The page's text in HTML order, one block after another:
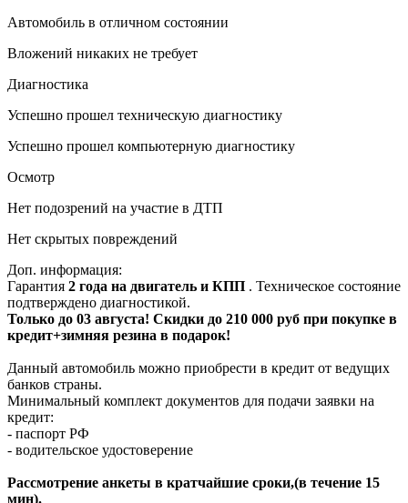
Автомобиль в отличном состоянии
Вложений никаких не требует
Диагностика
Успешно прошел техническую диагностику
Успешно прошел компьютерную диагностику
Осмотр
Нет подозрений на участие в ДТП
Нет скрытых повреждений
Доп. информация:
Гарантия 2 года на двигатель и КПП . Техническое состояние
подтверждено диагностикой.
Только до 03 августа! Скидки до 210 000 руб при покупке в
кредит+зимняя резина в подарок!
Данный автомобиль можно приобрести в кредит от ведущих
банков страны.
Минимальный комплект документов для подачи заявки на
кредит:
- паспорт РФ
- водительское удостоверение
Рассмотрение анкеты в кратчайшие сроки,(в течение 15
мин).